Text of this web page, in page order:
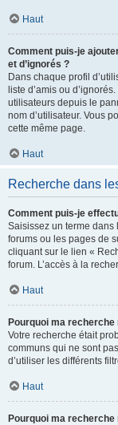
Haut
Comment puis-je
et d’ignorés ?
Dans chaque profil
liste d’amis ou
utilisateurs depuis le
nom d’utilisateur. Vous
cette même page.
Haut
Recherche dans
Comment puis-je
Saisissez un terme dans
forums ou les pages de
cliquant sur le lien «
forum. L’accès à la
Haut
Pourquoi ma
Votre recherche était
communs qui ne sont
d’utiliser les différents
Haut
Pourquoi ma